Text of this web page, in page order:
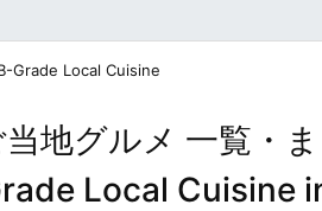
Grade Local Cuisine
地グルメ 一覧・
Local Cuisine